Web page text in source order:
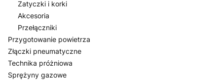
Zatyczki i korki
Akcesoria
Przełączniki
Przygotowanie powietrza
Złączki pneumatyczne
Technika próżniowa
Sprężyny gazowe